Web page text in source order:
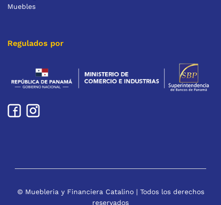
Muebles
Regulados por
© Muebleria y Financiera Catalino | Todos los derechos
reservados